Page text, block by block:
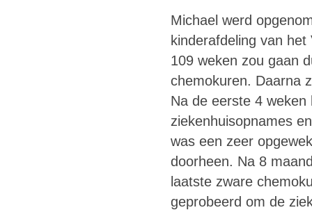
Michael werd
kinderafdeling van
109 weken zou gaan
chemokuren. Daarna
Na de eerste 4
ziekenhuisopnames
was een zeer
doorheen. Na 8
laatste zware
geprobeerd om de